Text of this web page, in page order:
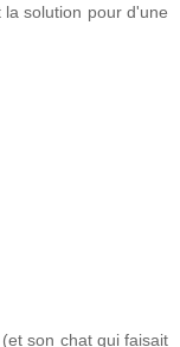
solution pour d'une
son chat qui faisait